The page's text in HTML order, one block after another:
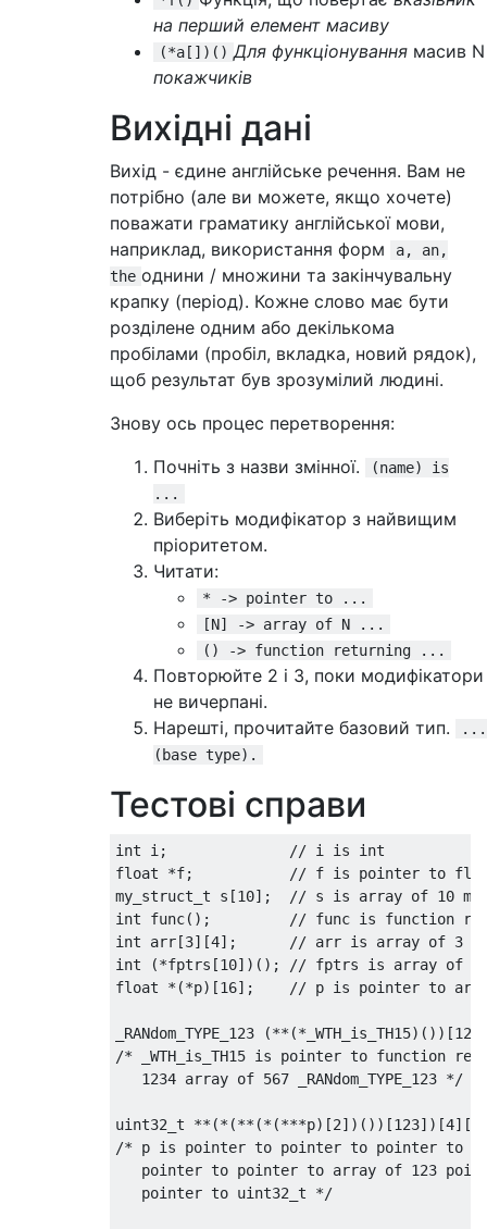
на перший елемент масиву
(*a[])() Для функціонування масив N
покажчиків
Вихідні дані
Вихід - єдине англійське речення. Вам не
потрібно (але ви можете, якщо хочете)
поважати граматику англійської мови,
наприклад, використання форм
a, an,
the однини / множини та закінчувальну
крапку (період). Кожне слово має бути
розділене одним або декількома
пробілами (пробіл, вкладка, новий рядок),
щоб результат був зрозумілий людині.
Знову ось процес перетворення:
Почніть з назви змінної.
(name) is
...
Виберіть модифікатор з найвищим
пріоритетом.
Читати:
* -> pointer to ...
[N] -> array of N ...
() -> function returning ...
Повторюйте 2 і 3, поки модифікатори
не вичерпані.
Нарешті, прочитайте базовий тип.
...
(base type).
Тестові справи
int i;              // i is int
float *f;           // f is pointer to
my_struct_t s[10];  // s is array of 10
int func();         // func is function
int arr[3][4];      // arr is array of 3
int (*fptrs[10])(); // fptrs is array of 10
float *(*p)[16];    // p is pointer to
_RANdom_TYPE_123
/* _WTH_is_TH15 is pointer to function
   1234 array of 567 _RANdom_TYPE_123 */
uint32_t
/* p is pointer to pointer to pointer to
pointer to pointer to array of 123
   pointer to uint32_t */